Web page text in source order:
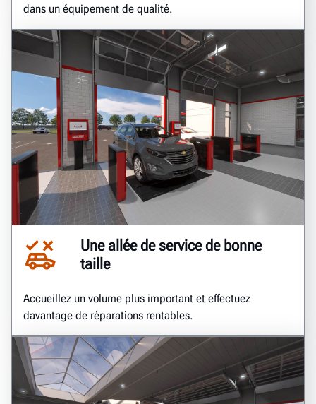
dans un équipement de qualité.
Une allée de service de bonne
taille
Accueillez un volume plus important et effectuez
davantage de réparations rentables.